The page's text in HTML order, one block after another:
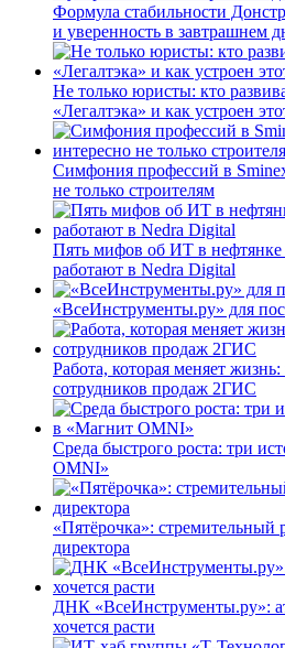
Формула стабильности
и уверенность в завтрашнем
Не только юристы: кто
«Легалтэка» и как устроен
Симфония профессий в
не только строителям
Пять мифов об ИТ в
работают в Nedra Digital
«ВсеИнструменты.ру» для
Работа, которая меняет
сотрудников продаж 2ГИС
Среда быстрого роста: три
OMNI»
«Пятёрочка»: стремительный
директора
ДНК «ВсеИнструменты.ру»:
хочется расти